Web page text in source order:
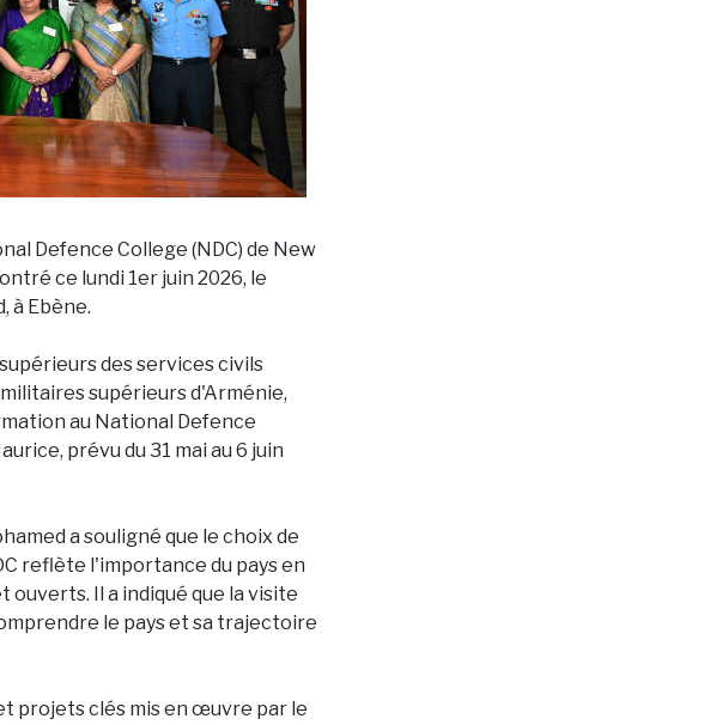
Defence College (NDC) de New
ce lundi 1er juin 2026, le
à Ebène.
des services civils
supérieurs d'Arménie,
au National Defence
prévu du 31 mai au 6 juin
a souligné que le choix de
reflète l'importance du pays en
Il a indiqué que la visite
le pays et sa trajectoire
projets clés mis en œuvre par le